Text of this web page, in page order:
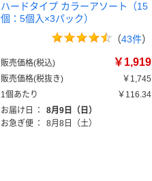
ハードタイプ カラーアソート（15
個：5個入×3パック）
（43件）
販売価格(税込) ￥1,919
販売価格(税抜き)
￥1,745
1個あたり
￥116.34
お届け日
：
8月9日（日）
お急ぎ便 ： 8月8日（土）